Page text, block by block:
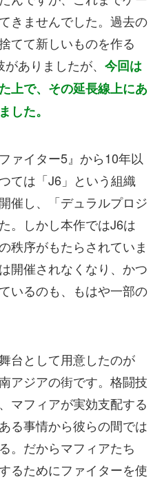
きませんでした。過去の
てて新しいものを作る
ありましたが、 今回は
上で、その延長線上にあ
した。
ァイター5』から10年以
ては「J6」という組織
催し、「デュラルプロジ
。しかし本作ではJ6は
秩序がもたらされていま
開催されなくなり、かつ
いるのも、もはや一部の
台として用意したのが
アジアの街です。格闘技
マフィアが実効支配する
る事情から彼らの間では
。だからマフィアたち
るためにファイターを使